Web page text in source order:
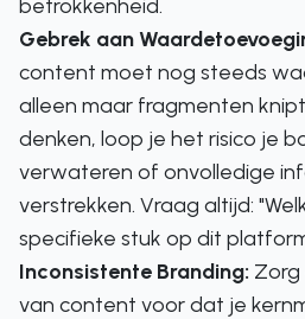
betrokkenheid.
Gebrek aan
content moet nog steeds
alleen maar fragmenten
denken, loop je het risico je
verwateren of onvolledige
verstrekken. Vraag altijd:
specifieke stuk op dit
Inconsistente Branding: Zorg
van content voor dat je